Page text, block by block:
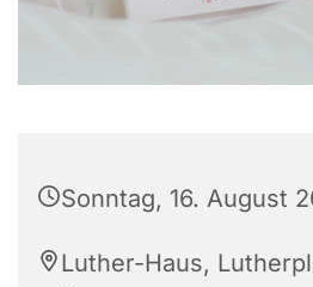
Sonntag, 16. August
Luther-Haus,